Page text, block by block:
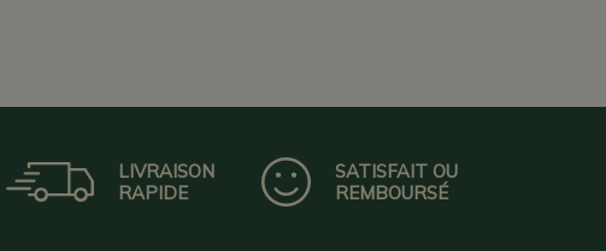
LIVRAISON
RAPIDE
SATISFAIT OU
REMBOURSÉ